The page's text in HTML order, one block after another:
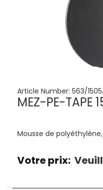
Article Number: 563/
MEZ-PE-TAPE
Mousse de
Votre prix: